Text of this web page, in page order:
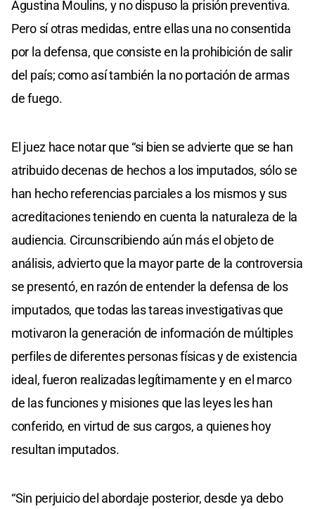
Agustina Moulins, y no dispuso la prisión preventiva.
Pero sí otras medidas, entre ellas una no consentida
por la defensa, que consiste en la prohibición de salir
del país; como así también la no portación de armas
de fuego.
El juez hace notar que “si bien se advierte que se han
atribuido decenas de hechos a los imputados, sólo se
han hecho referencias parciales a los mismos y sus
acreditaciones teniendo en cuenta la naturaleza de la
audiencia. Circunscribiendo aún más el objeto de
análisis, advierto que la mayor parte de la controversia
se presentó, en razón de entender la defensa de los
imputados, que todas las tareas investigativas que
motivaron la generación de información de múltiples
perfiles de diferentes personas físicas y de existencia
ideal, fueron realizadas legítimamente y en el marco
de las funciones y misiones que las leyes les han
conferido, en virtud de sus cargos, a quienes hoy
resultan imputados.
“Sin perjuicio del abordaje posterior, desde ya debo